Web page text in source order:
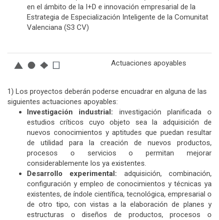
en el ámbito de la I+D e innovación empresarial de la
Estrategia de Especialización Inteligente de la Comunitat
Valenciana (S3 CV)
Actuaciones apoyables
1) Los proyectos deberán poderse encuadrar en alguna de las
siguientes actuaciones apoyables:
Investigación industrial: investigación planificada o
estudios críticos cuyo objeto sea la adquisición de
nuevos conocimientos y aptitudes que puedan resultar
de utilidad para la creación de nuevos productos,
procesos o servicios o permitan mejorar
considerablemente los ya existentes.
Desarrollo experimental: adquisición, combinación,
configuración y empleo de conocimientos y técnicas ya
existentes, de índole científica, tecnológica, empresarial o
de otro tipo, con vistas a la elaboración de planes y
estructuras o diseños de productos, procesos o